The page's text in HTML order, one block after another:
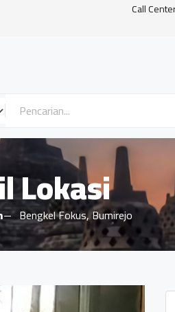
Call
Lokasi
Bengkel Fokus, Bumirejo